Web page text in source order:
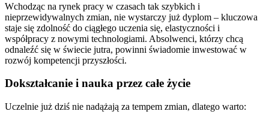
Wchodząc na rynek pracy w czasach tak szybkich i
nieprzewidywalnych zmian, nie wystarczy już dyplom – kluczowa
staje się zdolność do ciągłego uczenia się, elastyczności i
współpracy z nowymi technologiami. Absolwenci, którzy chcą
odnaleźć się w świecie jutra, powinni świadomie inwestować w
rozwój kompetencji przyszłości.
Dokształcanie i nauka przez całe życie
Uczelnie już dziś nie nadążają za tempem zmian, dlatego warto: